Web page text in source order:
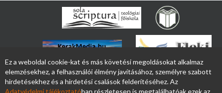
Ez a weboldal cookie-kat és más követési megoldásokat alkalmaz
elemzésekhez, a felhasználói élmény javításához, személyre szabott
hirdetésekhez és a hirdetési csalások felderítéséhez. Az
Adatvédelmi tájékoztatóban részletesen is megtalálhatóak ezek az